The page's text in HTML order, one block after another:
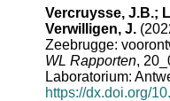
Vercruysse, J.B.;
Verwilligen, J.
Zeebrugge:
WL Rapporten,
Laboratorium:
https://dx.doi.org/